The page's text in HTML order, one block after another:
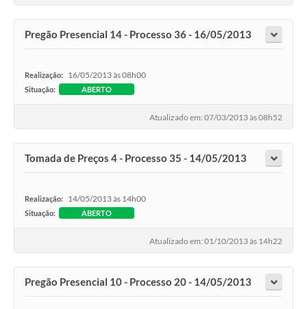
Pregão Presencial 14 - Processo 36 - 16/05/2013
Realização: 16/05/2013 às 08h00
Situação: ABERTO
Atualizado em: 07/03/2013 às 08h52
Tomada de Preços 4 - Processo 35 - 14/05/2013
Realização: 14/05/2013 às 14h00
Situação: ABERTO
Atualizado em: 01/10/2013 às 14h22
Pregão Presencial 10 - Processo 20 - 14/05/2013